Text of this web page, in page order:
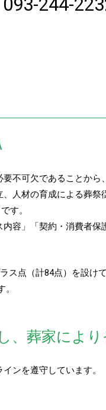
093-244-
不可欠であることか
人材の育成による葬
す。
容」「契約・消費者
点（計84点）を設け
、葬家によ
ンを遵守しています。